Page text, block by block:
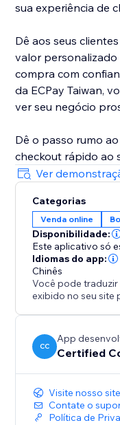
sua experiência de
Dê aos seus
valor personalizado
compra com
da ECPay Taiwan,
ver seu negócio
Dê o passo rumo
checkout rápido ao
Ver
Categorias
Venda online
Disponibilidade:
Este aplicativo só
Idiomas do app:
Chinês
Você pode
exibido no seu site
CC
App
Certified
Visite nosso site
Contate o
Política de